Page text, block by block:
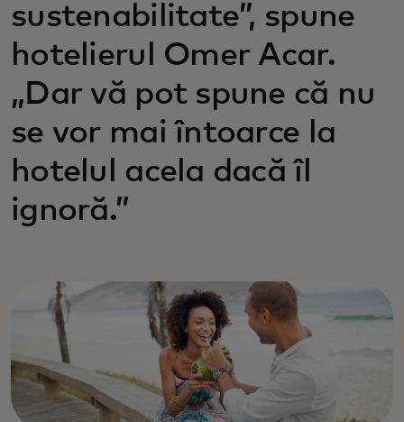
sustenabilitate”, spune
hotelierul Omer Acar.
„Dar vă pot spune că nu
se vor mai întoarce la
hotelul acela dacă îl
ignoră.”